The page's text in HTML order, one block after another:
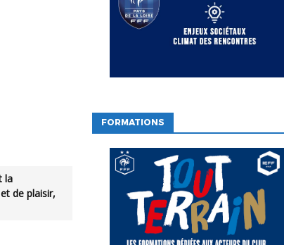
de plaisir,
FORMATIONS